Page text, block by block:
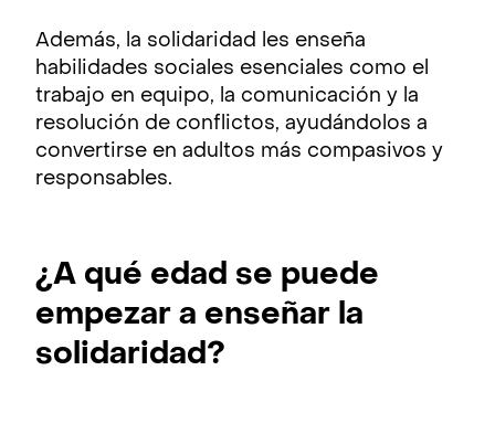
Además, la solidaridad les enseña
habilidades sociales esenciales como el
trabajo en equipo, la comunicación y la
resolución de conflictos, ayudándolos a
convertirse en adultos más compasivos y
responsables.
¿A qué edad se puede
empezar a enseñar la
solidaridad?